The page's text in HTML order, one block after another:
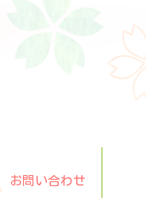
お問い合わせ